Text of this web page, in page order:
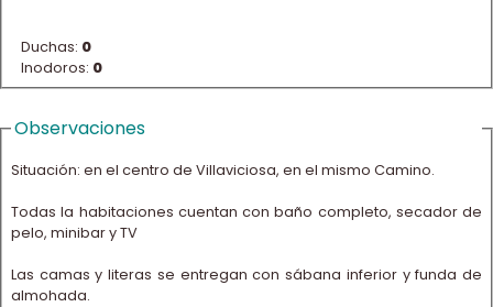
Duchas: 0
Inodoros: 0
Observaciones
Situación: en el centro de Villaviciosa, en el mismo Camino.
Todas la habitaciones cuentan con baño completo, secador de
pelo, minibar y TV
Las camas y literas se entregan con sábana inferior y funda de
almohada.